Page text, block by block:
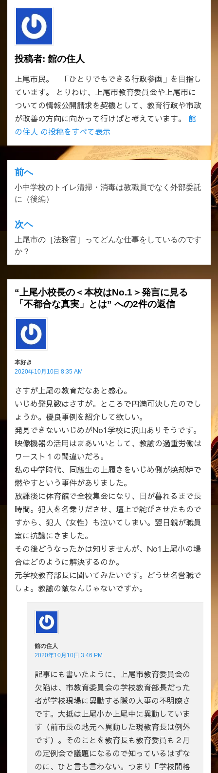
投稿者: 館の住人
上尾市民。 「ひとりでもできる行政参画」を目指し
ています。 とりわけ、上尾市教育委員会や上尾市に
ついての情報公開請求を契機として、教育行政や市政
が改善の方向に向かって行けばと考えています。 館
の住人 の投稿をすべて表示
投
稿
ナ
ビ
ゲ
ー
ョ
ン
前へ
小中学校のトイレ清掃・消毒は教職員でなく外部委託
に（後編）
次ヘ
上尾市の［法務官］ってどんな仕事をしているのです
か？
“上尾小校長の＜本校はNo.1＞発言に見る
「不都合な真実」とは” への2件の返信
本好き
2020年10月10日 8:35 AM
さすが上尾の教育だなあと感心。
いじめ発見数はさすが。ところで円満可決したのでし
ょうか。優良事例を紹介して欲しい。
発見できないいじめがNo1学校に沢山ありそうです。
映像機器の活用はまあいいとして、教諭の過重労働は
ワースト１の間違いだろ。
私の中学時代、同級生の上履きをいじめ側が焼却炉で
燃やすという事件がありました。
放課後に体育館で全校集会になり、日が暮れるまで長
時間。犯人を名乗りださせ、壇上で詫びさせたもので
すから、犯人（女性）も泣いてしまい。翌日親が職員
室に抗議にきました。
その後どうなったかは知りませんが、No1上尾小の場
合はどのように解決するのか。
元学校教育部長に聞いてみたいです。どうせ名誉職で
しょ。教諭の敵なんじゃないですか。
館の住人
2020年10月10日 3:46 PM
記事にも書いたように、上尾市教育委員会の
欠陥は、市教育委員会の学校教育部長だった
者が学校現場に異動する際の人事の不明瞭さ
です。大抵は上尾小か上尾中に異動していま
す（前市長の地元へ異動した現教育長は例外
です）。そのことを教育長も教育委員も２月
の定例会で議題になるので知っているはずな
のに、ひと言も言わない。つまり「学校間格